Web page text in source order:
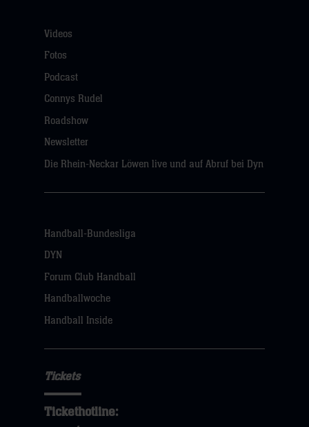
Videos
Fotos
Podcast
Connys Rudel
Roadshow
Newsletter
Die Rhein-Neckar Löwen live und auf Abruf bei Dyn
Handball-Bundesliga
DYN
Forum Club Handball
Handballwoche
Handball Inside
Tickets
Tickethotline: